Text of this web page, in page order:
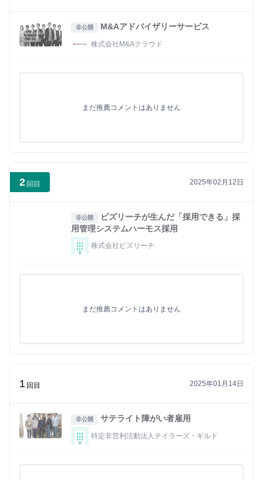
非公開 M&Aアドバイザリーサービス
株式会社M&Aクラウド
まだ推薦コメントはありません
2 回目 2025年02月12日
非公開
ビズリーチが生んだ「採用できる」採
用管理システムハーモス採用
株式会社ビズリーチ
まだ推薦コメントはありません
1 回目 2025年01月14日
非公開 サテライト障がい者雇用
特定非営利活動法人テイラーズ・ギルド